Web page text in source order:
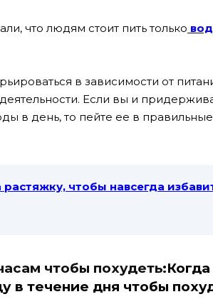
что людям стоит пить только
в зависимости от
Если вы и
в день, то пейте ее в
чтобы навсегда
чтобы похудеть
в течение дня чтобы